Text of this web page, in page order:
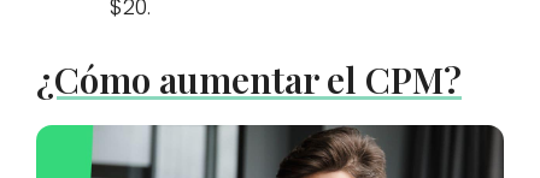
$20.
¿Cómo aumentar el CPM?